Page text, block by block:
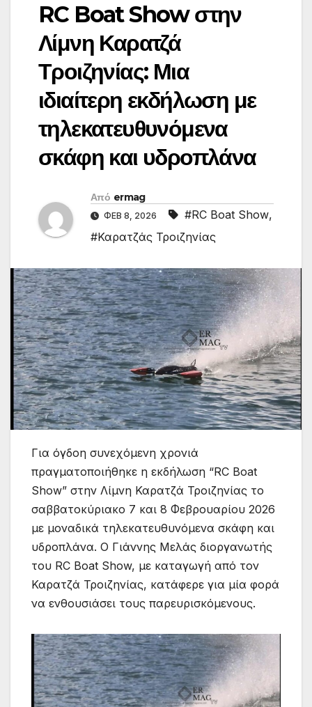
RC Boat Show στην
Λίμνη Καρατζά
Τροιζηνίας: Μια
ιδιαίτερη εκδήλωση με
τηλεκατευθυνόμενα
σκάφη και υδροπλάνα
Από ermag
ΦΕΒ 8, 2026 #RC Boat Show,
#Καρατζάς Τροιζηνίας
Για όγδοη συνεχόμενη χρονιά
πραγματοποιήθηκε η εκδήλωση “RC Boat
Show” στην Λίμνη Καρατζά Τροιζηνίας το
σαββατοκύριακο 7 και 8 Φεβρουαρίου 2026
με μοναδικά τηλεκατευθυνόμενα σκάφη και
υδροπλάνα. Ο Γιάννης Μελάς διοργανωτής
του RC Boat Show, με καταγωγή από τον
Καρατζά Τροιζηνίας, κατάφερε για μία φορά
να ενθουσιάσει τους παρευρισκόμενους.